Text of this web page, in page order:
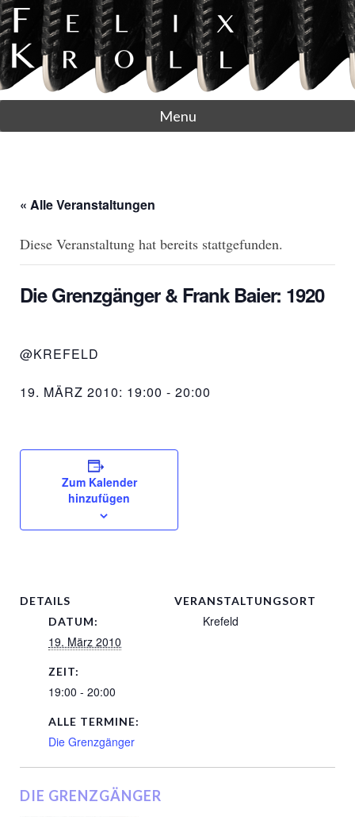
Menu
« Alle Veranstaltungen
Diese Veranstaltung hat bereits stattgefunden.
Die Grenzgänger & Frank Baier: 1920
@KREFELD
19. MÄRZ 2010: 19:00 - 20:00
Zum Kalender
hinzufügen
DETAILS
DATUM:
19. März 2010
ZEIT:
19:00 - 20:00
ALLE TERMINE:
Die Grenzgänger
VERANSTALTUNGSORT
Krefeld
DIE GRENZGÄNGER